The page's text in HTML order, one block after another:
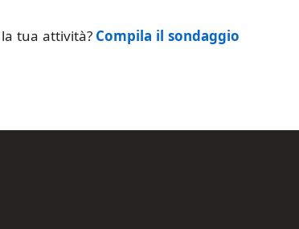
tua attività? Compila il sondaggio